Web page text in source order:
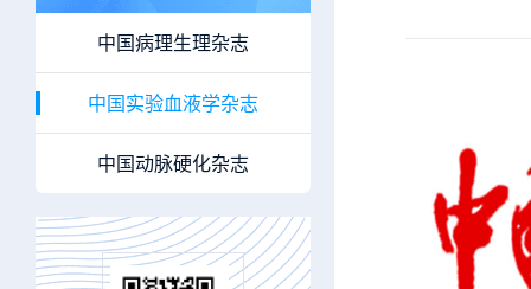
中国病理生理杂志
中国实验血液学杂志
中国动脉硬化杂志